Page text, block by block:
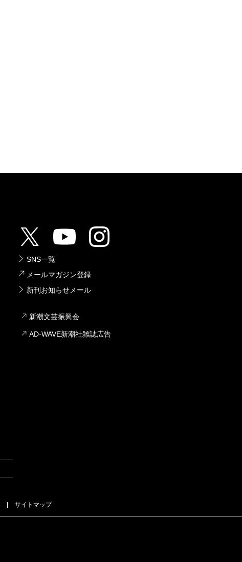
SNS一覧
メールマガジン登録
新刊お知らせメール
新潮文芸振興会
AD-WAVE新潮社雑誌広告
サイトマップ